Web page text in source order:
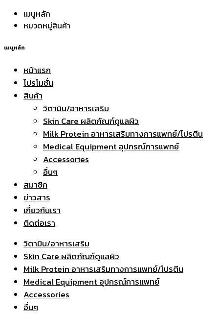
เมนูหลัก
หมวดหมู่สินค้า
เมนูหลัก
หน้าแรก
โปรโมชั่น
สินค้า
วิตามิน/อาหารเสริม
Skin Care ผลิตภัณฑ์ดูแลผิว
Milk Protein อาหารเสริมทางการแพทย์/โปรตีน
Medical Equipment อุปกรณ์การแพทย์
Accessories
อื่นๆ
สมาชิก
ข่าวสาร
เกี่ยวกับเรา
ติดต่อเรา
วิตามิน/อาหารเสริม
Skin Care ผลิตภัณฑ์ดูแลผิว
Milk Protein อาหารเสริมทางการแพทย์/โปรตีน
Medical Equipment อุปกรณ์การแพทย์
Accessories
อื่นๆ